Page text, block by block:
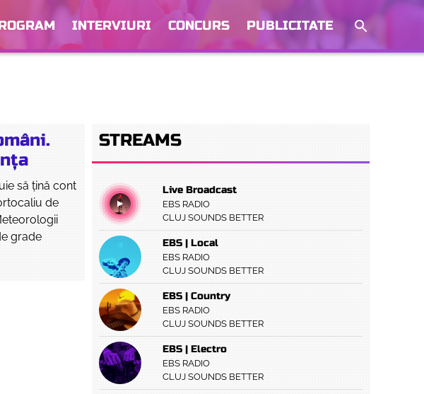
INTERVIURI CONCURS PUBLICITATE
să țină cont
de
grade
STREAMS
Live Broadcast
EBS RADIO
CLUJ SOUNDS BETTER
EBS | Local
EBS RADIO
CLUJ SOUNDS BETTER
EBS | Country
EBS RADIO
CLUJ SOUNDS BETTER
EBS | Electro
EBS RADIO
CLUJ SOUNDS BETTER